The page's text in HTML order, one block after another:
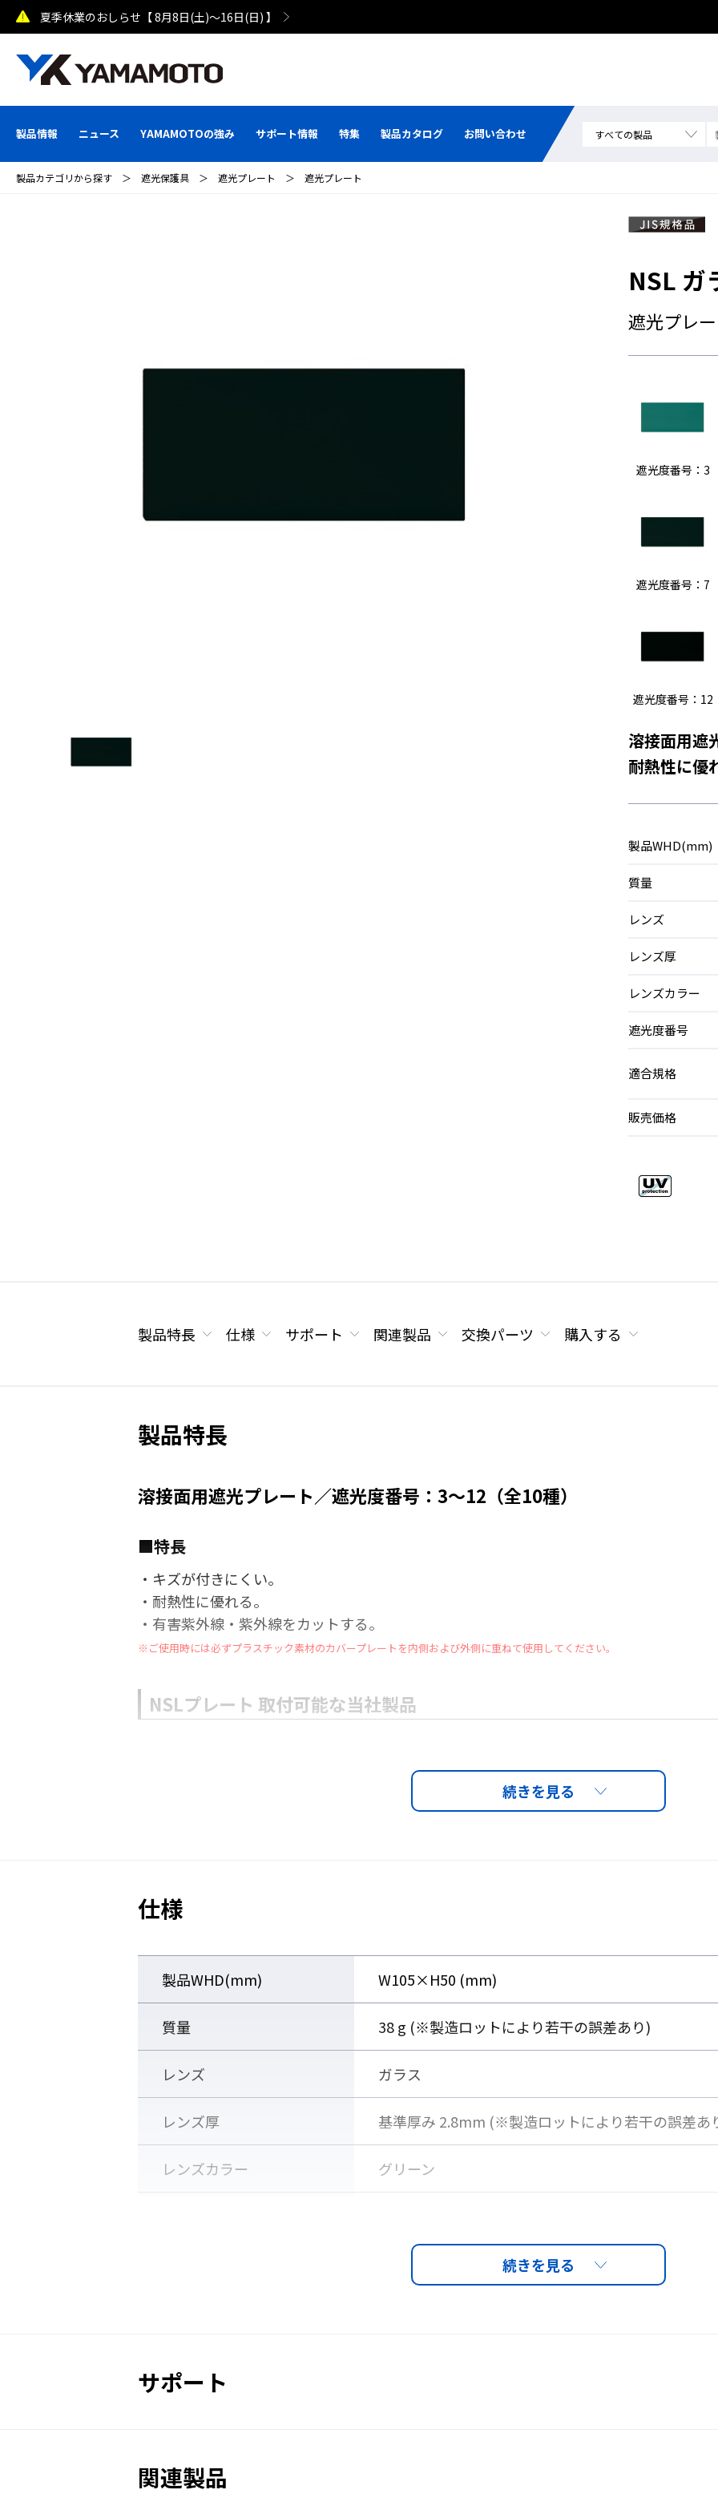
夏季休業のおしらせ【 8月8日(土)～16日(日) 】
製品情報 ニュース YAMAMOTOの強み サポート情報 特集 製品カタログ お問い合わせ
製品カテゴリから探す ＞ 遮光保護具 ＞ 遮光プレート ＞ 遮光プレート
NSL ガ
遮光プレ
遮光度番号：3
遮光度番号：7
遮光度番号：12
溶接面用遮
耐熱性に優
製品WHD(mm)
質量
レンズ
レンズ厚
レンズカラー
遮光度番号
適合規格
販売価格
製品特長 仕様 サポート 関連製品 交換パーツ 購入する
製品特長
溶接面用遮光プレート／遮光度番号：3～12（全10種）
■特長
・キズが付きにくい。
・耐熱性に優れる。
・有害紫外線・紫外線をカットする。
※ご使用時には必ずプラスチック素材のカバープレートを内側および外側に重ねて使用してください。
NSLプレート 取付可能な当社製品
■その他手持ち面やNO.48にも取付可能
仕様
製品WHD(mm) W105×H50 (mm)
質量 38 g (※製造ロットにより若干の誤差あり)
レンズ ガラス
レンズ厚 基準厚み 2.8mm (※製造ロットにより若干の誤差あ
レンズカラー グリーン
サポート
関連製品